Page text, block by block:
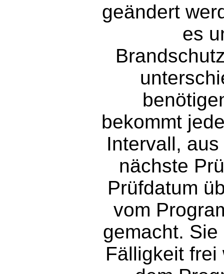
geändert
es
bekommt
Intervall,
nächste
Prüfdatum
vom
gemacht.
Fälligkeit